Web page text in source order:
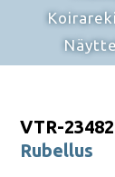
VTR-23482
Rubellus